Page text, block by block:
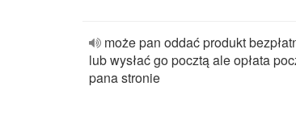
może pan oddać produkt
lub wysłać go pocztą ale opłata
pana stronie